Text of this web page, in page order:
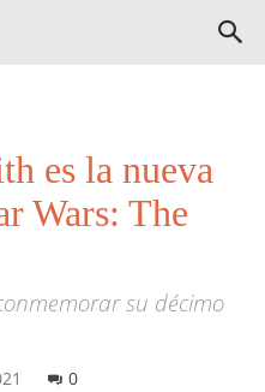
es la nueva
Wars: The
su décimo
0